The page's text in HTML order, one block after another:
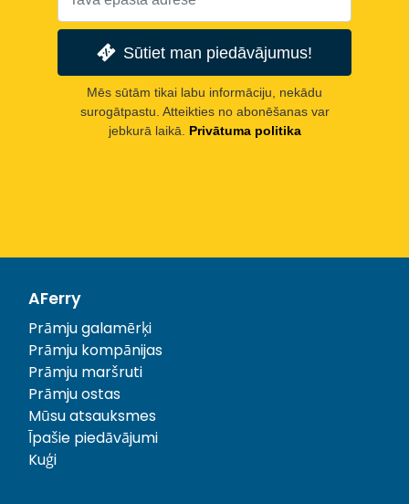
Sūtiet man piedāvājumus!
Mēs sūtām tikai labu informāciju, nekādu
surogātpastu. Atteikties no abonēšanas var
jebkurā laikā. Privātuma politika
AFerry
Prāmju galamērķi
Prāmju kompānijas
Prāmju maršruti
Prāmju ostas
Mūsu atsauksmes
Īpašie piedāvājumi
Kuģi